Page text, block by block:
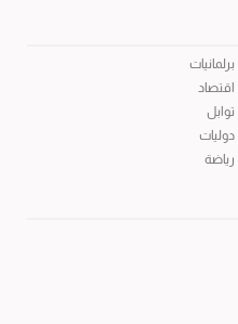
برلمانيات
اقتصاد
توابل
دوليات
رياضة